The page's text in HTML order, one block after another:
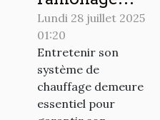
régulier peut
prolonger la
durée de vie
de votre
système de
Lundi 28 juillet 2025
01:20
Entretenir son
système de
chauffage demeure
essentiel pour